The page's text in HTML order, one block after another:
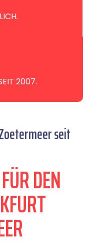
2007.
seit
DEN